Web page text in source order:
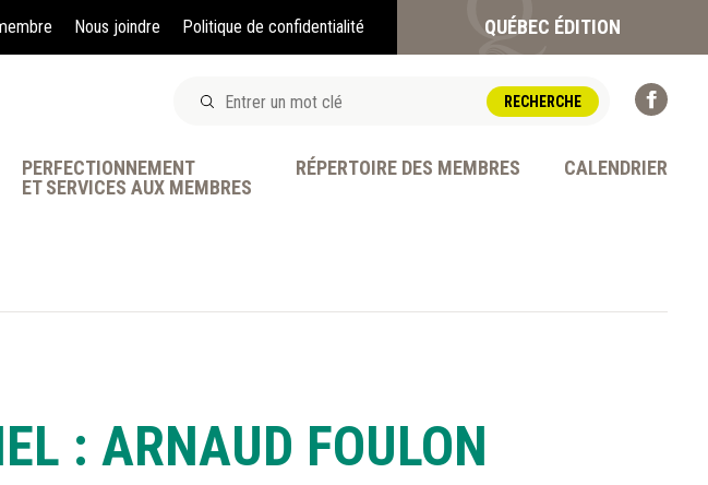
Nous joindre Politique de confidentialité QUÉBEC ÉDITION
PERFECTIONNEMENT
ET SERVICES AUX MEMBRES
À LA POINTE DE LA PROFESSION
RÉPERTOIRE DES MEMBRES CALENDRIER
: ARNAUD FOULON